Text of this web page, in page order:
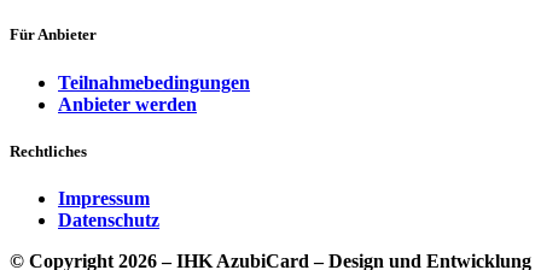
Für Anbieter
Teilnahmebedingungen
Anbieter werden
Rechtliches
Impressum
Datenschutz
© Copyright 2026 – IHK AzubiCard – Design und Entwicklung